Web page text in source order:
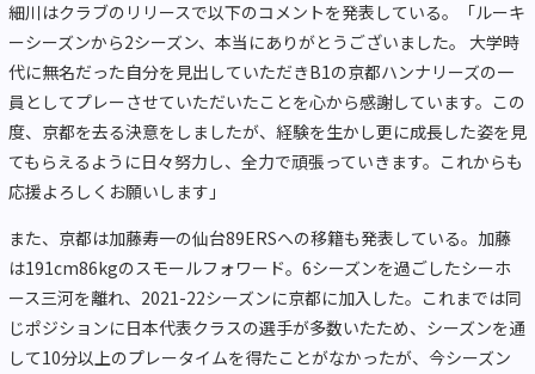
細川はクラブのリリースで以下のコメントを発表している。「ルーキ
ーシーズンから2シーズン、本当にありがとうございました。 大学時
代に無名だった自分を見出していただきB1の京都ハンナリーズの一
員としてプレーさせていただいたことを心から感謝しています。この
度、京都を去る決意をしましたが、経験を生かし更に成長した姿を見
てもらえるように日々努力し、全力で頑張っていきます。これからも
応援よろしくお願いします」
また、京都は加藤寿一の仙台89ERSへの移籍も発表している。加藤
は191cm86kgのスモールフォワード。6シーズンを過ごしたシーホ
ース三河を離れ、2021-22シーズンに京都に加入した。これまでは同
じポジションに日本代表クラスの選手が多数いたため、シーズンを通
して10分以上のプレータイムを得たことがなかったが、今シーズン